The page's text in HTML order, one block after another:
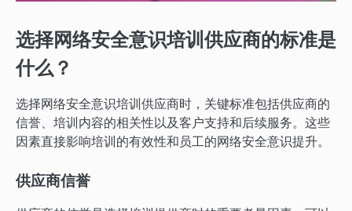
选择网络安全意识培训供应商的标准是
什么？
选择网络安全意识培训供应商时，关键标准包括供应商的
信誉、培训内容的相关性以及客户支持和后续服务。这些
因素直接影响培训的有效性和员工的网络安全意识提升。
供应商信誉